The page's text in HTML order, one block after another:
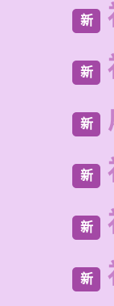
新
新
新
新
新
新